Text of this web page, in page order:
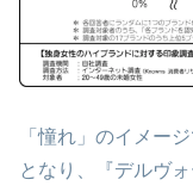
「憧れ」のイメー
となり、『デルヴ